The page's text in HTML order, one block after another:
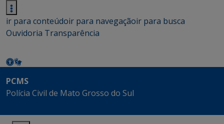
ir para conteúdoir para navegaçãoir para busca
Ouvidoria Transparência
PCMS
Polícia Civil de Mato Grosso do Sul